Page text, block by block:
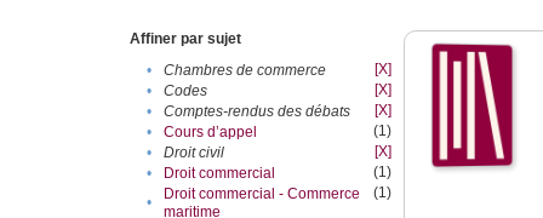
Affiner par sujet
•
Chambres de commerce
[X]
•
Codes
[X]
•
Comptes-rendus des débats
[X]
•
Cours d’appel
(1)
•
Droit civil
[X]
•
Droit commercial
(1)
•
Droit commercial - Commerce
maritime
(1)